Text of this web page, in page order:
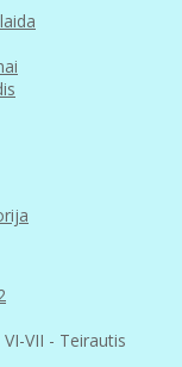
VII - Teirautis